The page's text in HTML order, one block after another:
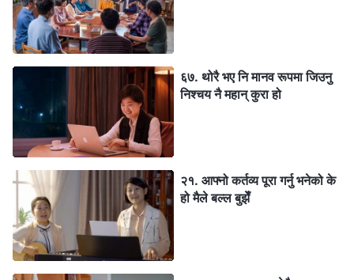
६७. थोरै भए नि मानव रूपमा जिउनु
निश्‍चय नै महान् कुरा हो
२१. आफ्‍नो कर्तव्य पूरा गर्नु भनेको के
हो मैले बल्‍ल बुझेँ